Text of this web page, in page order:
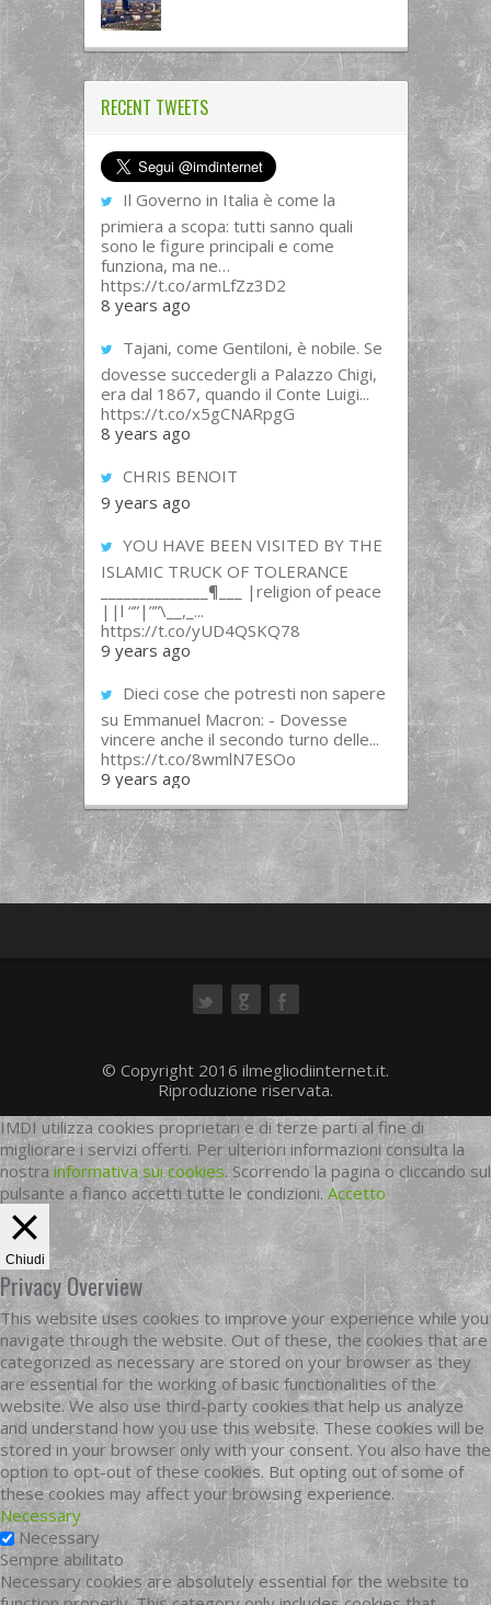
RECENT TWEETS
Il Governo in Italia è come la
primiera a scopa: tutti sanno quali
sono le figure principali e come
funziona, ma ne…
https://t.co/armLfZz3D2
8 years ago
Tajani, come Gentiloni, è nobile. Se
dovesse succedergli a Palazzo Chigi,
era dal 1867, quando il Conte Luigi...
https://t.co/x5gCNARpgG
8 years ago
CHRIS BENOIT
9 years ago
YOU HAVE BEEN VISITED BY THE
ISLAMIC TRUCK OF TOLERANCE
______________¶___ |religion of peace
||l “”|””\__,_...
https://t.co/yUD4QSKQ78
9 years ago
Dieci cose che potresti non sapere
su Emmanuel Macron: - Dovesse
vincere anche il secondo turno delle...
https://t.co/8wmlN7ESOo
9 years ago
© Copyright 2016 ilmegliodiinternet.it.
Riproduzione riservata.
IMDI utilizza cookies proprietari e di terze parti al fine di
migliorare i servizi offerti. Per ulteriori informazioni consulta la
nostrainformativa sui cookies. Scorrendo la pagina o cliccando sul
pulsante a fianco accetti tutte le condizioni.Accetto
Chiudi
Privacy Overview
This website uses cookies to improve your experience while you
navigate through the website. Out of these, the cookies that are
categorized as necessary are stored on your browser as they
are essential for the working of basic functionalities of the
website. We also use third-party cookies that help us analyze
and understand how you use this website. These cookies will be
stored in your browser only with your consent. You also have the
option to opt-out of these cookies. But opting out of some of
these cookies may affect your browsing experience.
Necessary
Necessary
Sempre abilitato
Necessary cookies are absolutely essential for the website to